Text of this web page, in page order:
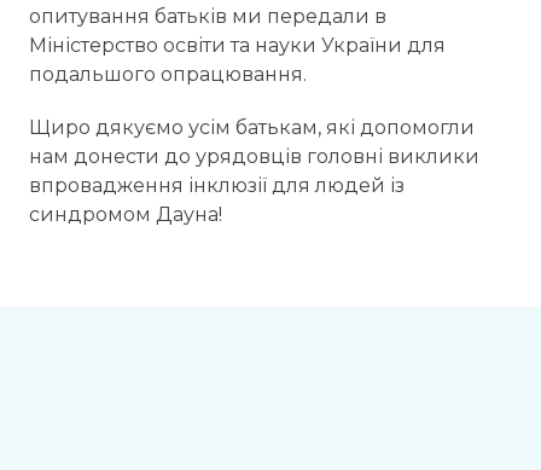
опитування батьків ми передали в
Міністерство освіти та науки України для
подальшого опрацювання.
Щиро дякуємо усім батькам, які допомогли
нам донести до урядовців головні виклики
впровадження інклюзії для людей із
синдромом Дауна!